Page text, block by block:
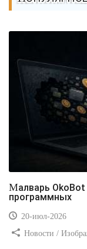
Малварь OkoBot нацелена на владельцев
программных
20-июл-2026
Новости /